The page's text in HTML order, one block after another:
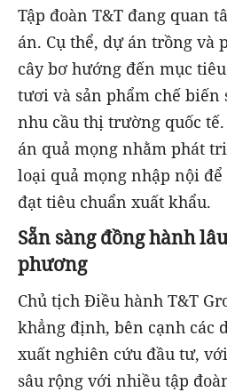
Tập đoàn T&T đang quan
án. Cụ thể, dự án trồng và
cây bơ hướng đến mục
tươi và sản phẩm chế biến
nhu cầu thị trường quốc
án quả mọng nhằm phát
loại quả mọng nhập nội để
đạt tiêu chuẩn xuất khẩu.
Sẵn sàng đồng hành
phương
Chủ tịch Điều hành T&T
khẳng định, bên cạnh các
xuất nghiên cứu đầu tư,
sâu rộng với nhiều tập